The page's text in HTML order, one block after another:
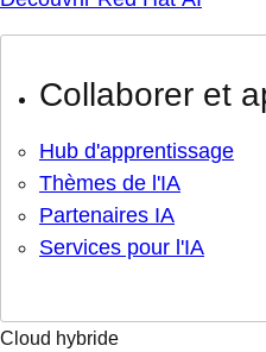
Collaborer et
Hub d'apprentissage
Thèmes de l'IA
Partenaires IA
Services pour l'IA
Cloud hybride